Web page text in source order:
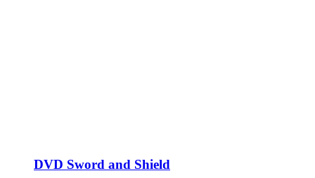
DVD Sword and Shield